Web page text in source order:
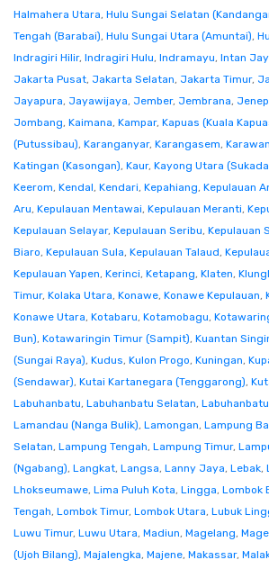
Halmahera Utara, Hulu Sungai Selatan
Tengah (Barabai), Hulu Sungai Utara (Amuntai),
Indragiri Hilir, Indragiri Hulu, Indramayu, Intan
Jakarta Pusat, Jakarta Selatan, Jakarta Timur,
Jayapura, Jayawijaya, Jember, Jembrana,
Jombang, Kaimana, Kampar, Kapuas (Kuala
(Putussibau), Karanganyar, Karangasem,
Katingan (Kasongan), Kaur, Kayong Utara
Keerom, Kendal, Kendari, Kepahiang, Kepulauan
Aru, Kepulauan Mentawai, Kepulauan Meranti,
Kepulauan Selayar, Kepulauan Seribu, Kepulauan
Biaro, Kepulauan Sula, Kepulauan Talaud,
Kepulauan Yapen, Kerinci, Ketapang, Klaten,
Timur, Kolaka Utara, Konawe, Konawe Kepulauan,
Konawe Utara, Kotabaru, Kotamobagu,
Bun), Kotawaringin Timur (Sampit), Kuantan
(Sungai Raya), Kudus, Kulon Progo, Kuningan,
(Sendawar), Kutai Kartanegara (Tenggarong),
Labuhanbatu, Labuhanbatu Selatan,
Lamandau (Nanga Bulik), Lamongan, Lampung
Selatan, Lampung Tengah, Lampung Timur,
(Ngabang), Langkat, Langsa, Lanny Jaya, Lebak,
Lhokseumawe, Lima Puluh Kota, Lingga, Lombok
Tengah, Lombok Timur, Lombok Utara, Lubuk
Luwu Timur, Luwu Utara, Madiun, Magelang,
(Ujoh Bilang), Majalengka, Majene, Makassar,